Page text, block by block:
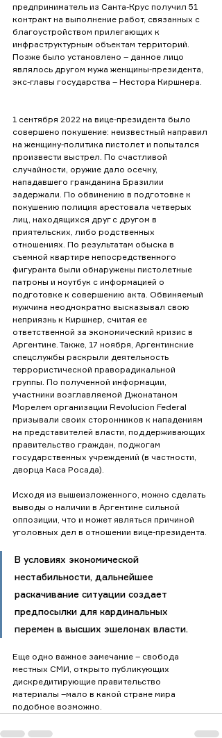
предприниматель из Санта-Крус получил 51
контракт на выполнение работ, связанных с
благоустройством прилегающих к
инфраструктурным объектам территорий.
Позже было установлено – данное лицо
являлось другом мужа женщины-президента,
экс-главы государства – Нестора Киршнера.
1 сентября 2022 на вице-президента было
совершено покушение: неизвестный направил
на женщину-политика пистолет и попытался
произвести выстрел. По счастливой
случайности, оружие дало осечку,
нападавшего гражданина Бразилии
задержали. По обвинению в подготовке к
покушению полиция арестовала четверых
лиц, находящихся друг с другом в
приятельских, либо родственных
отношениях. По результатам обыска в
съемной квартире непосредственного
фигуранта были обнаружены пистолетные
патроны и ноутбук с информацией о
подготовке к совершению акта. Обвиняемый
мужчина неоднократно высказывал свою
неприязнь к Киршнер, считая ее
ответственной за экономический кризис в
Аргентине. Также, 17 ноября, Аргентинские
спецслужбы раскрыли деятельность
террористической праворадикальной
группы. По полученной информации,
участники возглавляемой Джонатаном
Морелем организации Revolucion Federal
призывали своих сторонников к нападениям
на представителей власти, поддерживающих
правительство граждан, поджогам
государственных учреждений (в частности,
дворца Каса Росада).
Исходя из вышеизложенного, можно сделать
выводы о наличии в Аргентине сильной
оппозиции, что и может являться причиной
уголовных дел в отношении вице-президента.
В условиях экономической
нестабильности, дальнейшее
раскачивание ситуации создает
предпосылки для кардинальных
перемен в высших эшелонах власти.
Еще одно важное замечание – свобода
местных СМИ, открыто публикующих
дискредитирующие правительство
материалы –мало в какой стране мира
подобное возможно.